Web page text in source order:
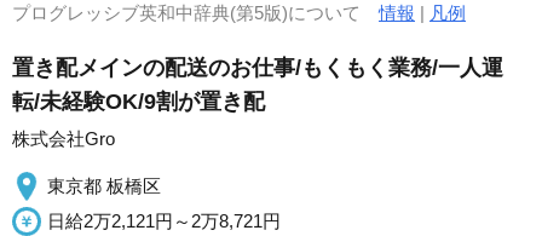
プログレッシブ英和中辞典(第5版)について情報 | 凡例
置き配メインの配送のお仕事/もくもく業務/一人運
転/未経験OK/9割が置き配
株式会社Gro
東京都 板橋区
日給2万2,121円～2万8,721円